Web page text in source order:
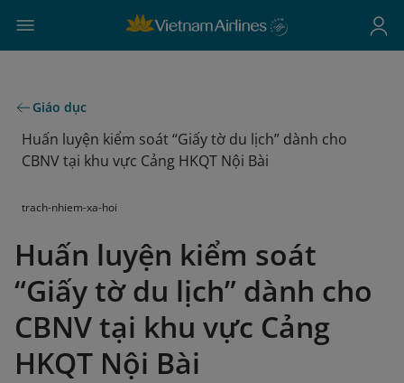
Giáo dục
Huấn luyện kiểm soát “Giấy tờ du lịch” dành cho
CBNV tại khu vực Cảng HKQT Nội Bài
trach-nhiem-xa-hoi
Huấn luyện kiểm soát
“Giấy tờ du lịch” dành cho
CBNV tại khu vực Cảng
HKQT Nội Bài